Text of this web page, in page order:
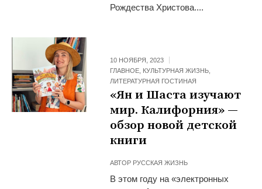
Рождества Христова....
10 НОЯБРЯ, 2023
ГЛАВНОЕ КУЛЬТУРНАЯ ЖИЗНЬ
ЛИТЕРАТУРНАЯ ГОСТИНАЯ
«Ян и Шаста изучают
мир. Калифорния» —
обзор новой детской
книги
АВТОР РУССКАЯ ЖИЗНЬ
В этом году на «электронных